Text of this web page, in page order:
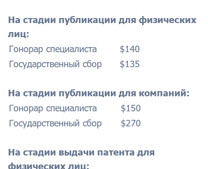
На стадии публикации для физических
лиц:
Гонорар специалиста
$140
Государственный сбор
$135
На стадии публикации для компаний:
Гонорар специалиста
$150
Государственный сбор
$270
На стадии выдачи патента для
физических лиц: